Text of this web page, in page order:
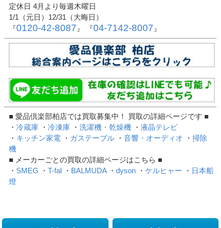
定休日 4月より毎週木曜日
1/1（元日）12/31（大晦日）
『0120-42-8087 』 『04-7142-8007 』
■ 愛品倶楽部柏店では買取募集中！ 買取の詳細ページです ■
・冷蔵庫 ・冷凍庫 ・洗濯機・乾燥機 ・液晶テレビ
・ キッチン家電 ・ ガステーブル ・音響・オーディオ ・掃除
機
■ メーカーごとの買取の詳細ページはこちら ■
・ SMEG ・T-fal ・ BALMUDA・dyson ・ケルヒャー ・ 日本船
燈